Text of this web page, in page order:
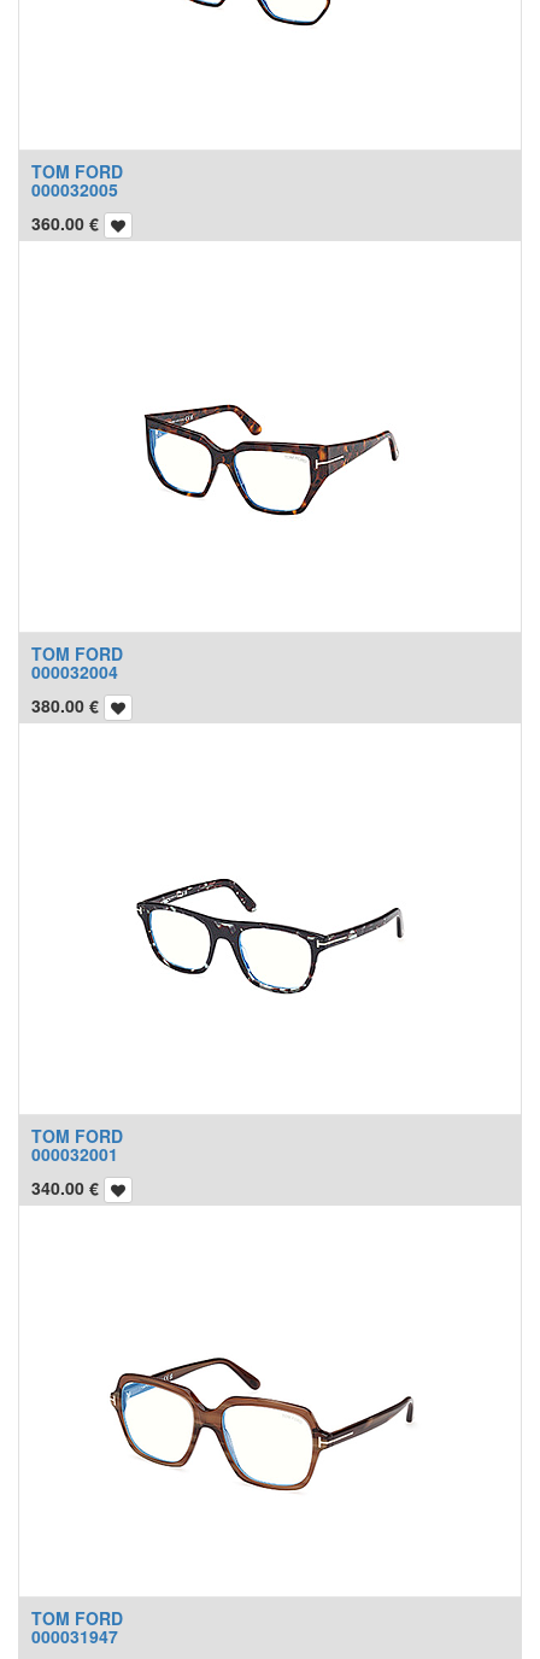
TOM FORD
000032005
360.00 €
TOM FORD
000032004
380.00 €
TOM FORD
000032001
340.00 €
TOM FORD
000031947